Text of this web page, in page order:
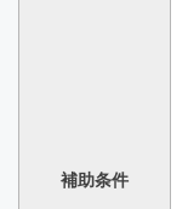
補助条件